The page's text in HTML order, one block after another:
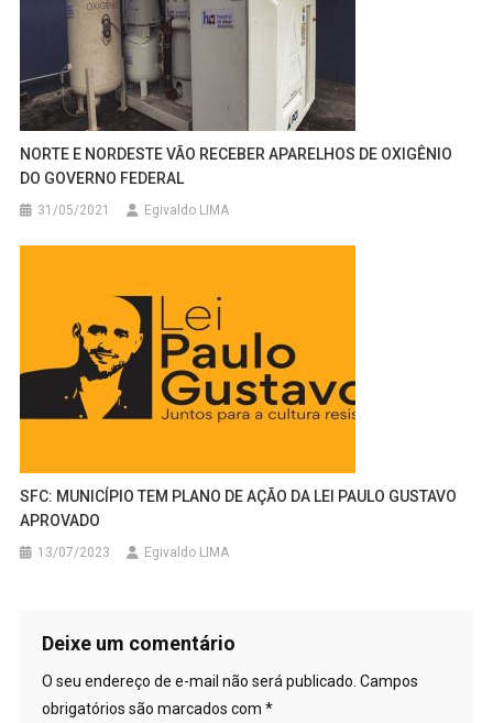
NORTE E NORDESTE VÃO RECEBER APARELHOS DE OXIGÊNIO
DO GOVERNO FEDERAL
31/05/2021 Egivaldo LIMA
SFC: MUNICÍPIO TEM PLANO DE AÇÃO DA LEI PAULO GUSTAVO
APROVADO
13/07/2023 Egivaldo LIMA
Deixe um comentário
O seu endereço de e-mail não será publicado. Campos
obrigatórios são marcados com *